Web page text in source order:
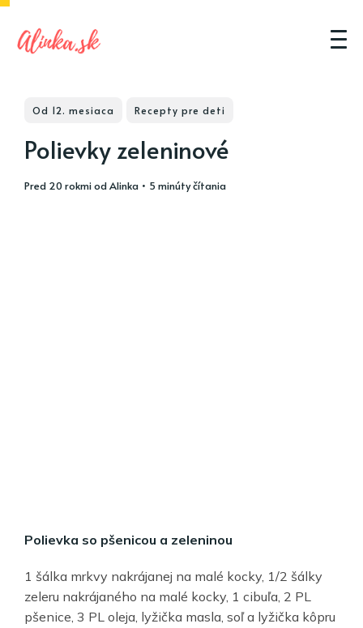
Od 12. mesiaca Recepty pre deti
Polievky zeleninové
pred 20 rokmiodAlinka • 5 minúty čítania
Polievka so pšenicou a zeleninou
1 šálka mrkvy nakrájanej na malé kocky, 1/2 šálky
zeleru nakrájaného na malé kocky, 1 cibuľa, 2 PL
pšenice, 3 PL oleja, lyžička masla, soľ a lyžička kôpru